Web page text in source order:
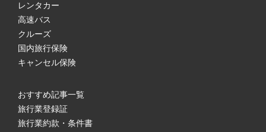
レンタカー
高速バス
クルーズ
国内旅行保険
キャンセル保険
おすすめ記事一覧
旅行業登録証
旅行業約款・条件書